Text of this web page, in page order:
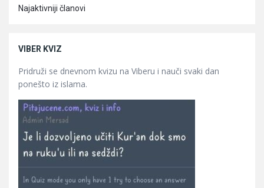
Najaktivniji članovi
VIBER KVIZ
Pridruži se dnevnom kvizu na Viberu i nauči svaki dan
ponešto iz islama.